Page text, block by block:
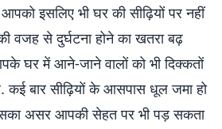
इसलिए भी घर की सीढ़ियों पर नहीं
वजह से दुर्घटना होने का खतरा बढ़
घर में आने-जाने वालों को भी दिक्कतों
कई बार सीढ़ियों के आसपास धूल जमा हो
असर आपकी सेहत पर भी पड़ सकता